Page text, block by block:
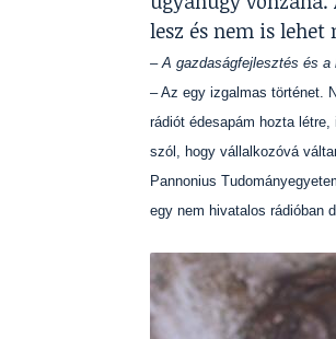
lesz és nem is lehet
– A gazdaságfejlesztés és
– Az egy izgalmas történet.
rádiót édesapám hozta
szól, hogy vállalkozóvá
Pannonius
egy nem hivatalos rádióban